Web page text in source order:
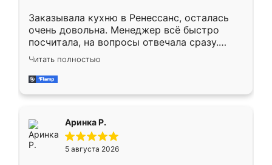
Заказывала кухню в Ренессанс, осталась
очень довольна. Менеджер всё быстро
посчитала, на вопросы отвечала сразу.
Замерщик приехал в субботу, подошёл к
делу со всей ответственностью. Собрали
за день, ребята работали аккуратно, даже
Читать полностью
Аринка Р.
5 августа 2026